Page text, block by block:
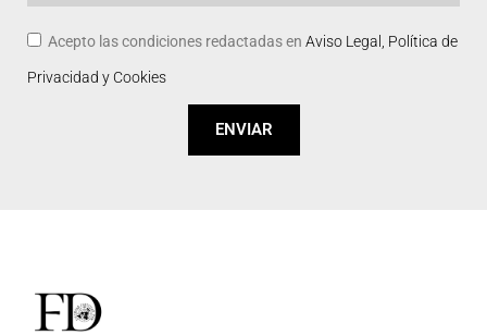
Acepto las condiciones redactadas en Aviso Legal, Política de
Privacidad y Cookies
ENVIAR